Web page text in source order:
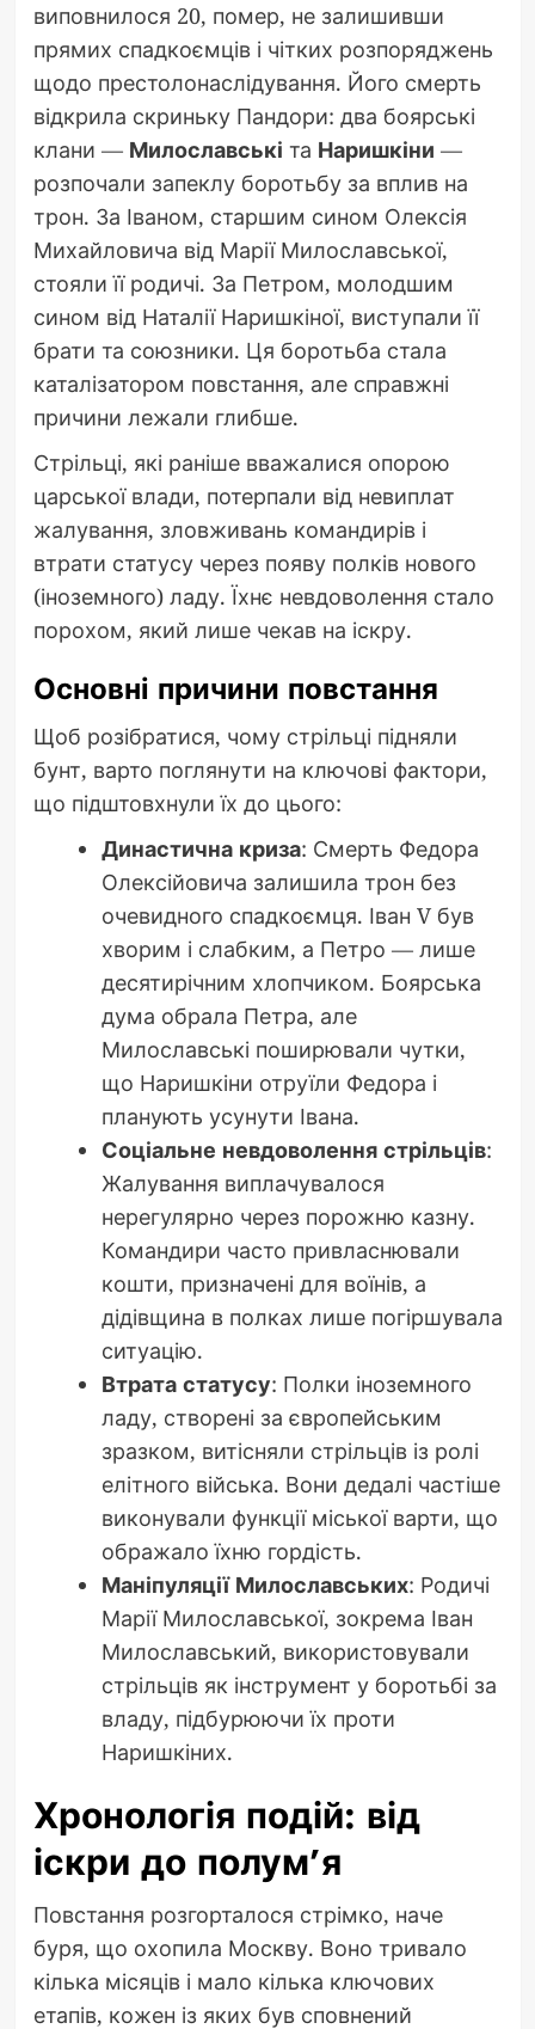
виповнилося 20, помер, не залишивши
прямих спадкоємців і чітких розпоряджень
щодо престолонаслідування. Його смерть
відкрила скриньку Пандори: два боярські
клани — Милославські та Наришкіни —
розпочали запеклу боротьбу за вплив на
трон. За Іваном, старшим сином Олексія
Михайловича від Марії Милославської,
стояли її родичі. За Петром, молодшим
сином від Наталії Наришкіної, виступали її
брати та союзники. Ця боротьба стала
каталізатором повстання, але справжні
причини лежали глибше.
Стрільці, які раніше вважалися опорою
царської влади, потерпали від невиплат
жалування, зловживань командирів і
втрати статусу через появу полків нового
(іноземного) ладу. Їхнє невдоволення стало
порохом, який лише чекав на іскру.
Основні причини повстання
Щоб розібратися, чому стрільці підняли
бунт, варто поглянути на ключові фактори,
що підштовхнули їх до цього:
Династична криза: Смерть Федора
Олексійовича залишила трон без
очевидного спадкоємця. Іван V був
хворим і слабким, а Петро — лише
десятирічним хлопчиком. Боярська
дума обрала Петра, але
Милославські поширювали чутки,
що Наришкіни отруїли Федора і
планують усунути Івана.
Соціальне невдоволення стрільців:
Жалування виплачувалося
нерегулярно через порожню казну.
Командири часто привласнювали
кошти, призначені для воїнів, а
дідівщина в полках лише погіршувала
ситуацію.
Втрата статусу: Полки іноземного
ладу, створені за європейським
зразком, витісняли стрільців із ролі
елітного війська. Вони дедалі частіше
виконували функції міської варти, що
ображало їхню гордість.
Маніпуляції Милославських: Родичі
Марії Милославської, зокрема Іван
Милославський, використовували
стрільців як інструмент у боротьбі за
владу, підбурюючи їх проти
Наришкіних.
Хронологія подій: від
іскри до полум’я
Повстання розгорталося стрімко, наче
буря, що охопила Москву. Воно тривало
кілька місяців і мало кілька ключових
етапів, кожен із яких був сповнений